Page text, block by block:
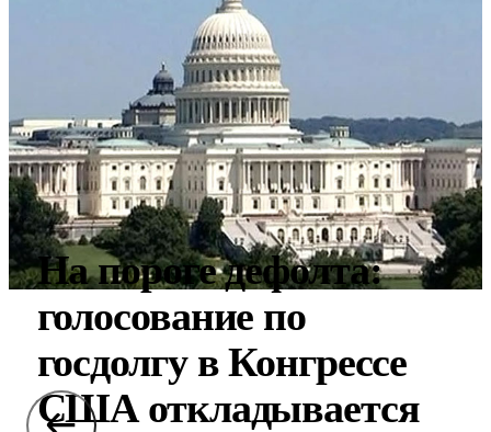
На пороге дефолта:
голосование по
госдолгу в Конгрессе
США откладывается